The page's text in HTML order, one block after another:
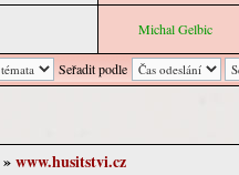
Michal Gelbic
Seřadit podle
»www.husitstvi.cz